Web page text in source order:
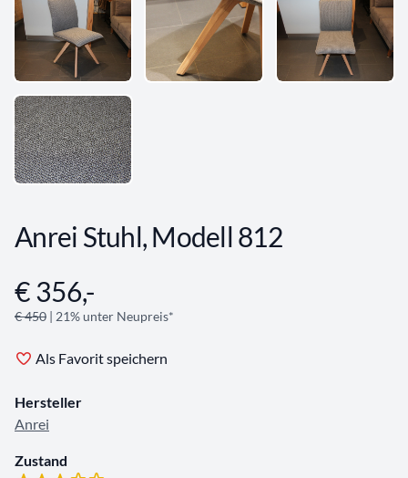
Anrei Stuhl, Modell 812
Angebotsinformationen
€ 356,-
€ 450 | 21% unter Neupreis*
Als Favorit speichern
Hersteller
Anrei
Zustand